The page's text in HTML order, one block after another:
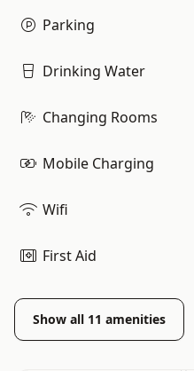
Parking
Drinking Water
Changing Rooms
Mobile Charging
Wifi
First Aid
Show all 11 amenities